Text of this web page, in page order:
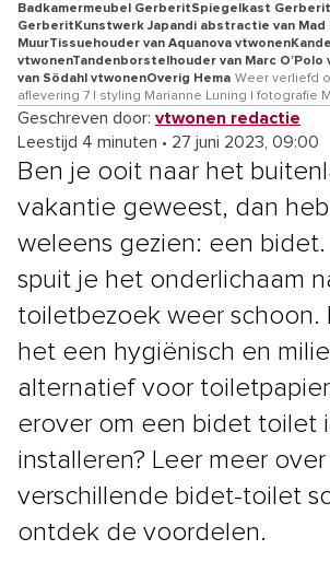
Badkamermeubel GerberitSpiegelkast
GerberitKunstwerk Japandi abstractie van Mad
MuurTissuehouder van Aquanova
vtwonenTandenborstelhouder van Marc
van Södahl vtwonenOverig Hema Weer verliefd
aflevering 7 | styling Marianne Luning | fotografie
Geschreven door: vtwonen redactie
Leestijd 4 minuten • 27 juni 2023, 09:00
Ben je ooit naar het
vakantie geweest, dan heb
weleens gezien: een
spuit je het onderlichaam
toiletbezoek weer schoon.
het een hygiënisch en
alternatief voor
erover om een bidet toilet
installeren? Leer meer
verschillende bidet-toilet
ontdek de voordelen.